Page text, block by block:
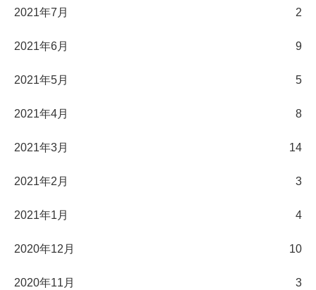
2021年7月 2
2021年6月 9
2021年5月 5
2021年4月 8
2021年3月 14
2021年2月 3
2021年1月 4
2020年12月 10
2020年11月 3